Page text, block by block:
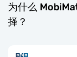
为什么
择？